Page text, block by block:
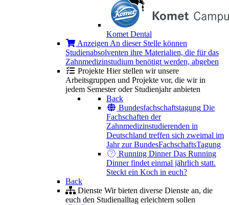
Komet Dental
AnzeigenAn dieser Stelle können
Studienabsolventen ihre Materialien, die für das
Zahnmedizinstudium benötigt werden, abgeben
Projekte Hier stellen wir unsere
Arbeitsgruppen und Projekte vor, die wir in
jedem Semester oder Studienjahr anbieten
Back
Bundesfachschaftstagung Die
Fachschaften der
Zahnmedizinstudierenden in
Deutschland treffen sich zweimal im
Jahr zur BundesFachschaftsTagung
Running Dinner Das Running
Dinner findet einmal jährlich statt.
Steckt ein Koch in euch?
Back
Dienste Wir bieten diverse Dienste an, die
euch den Studienalltag erleichtern sollen